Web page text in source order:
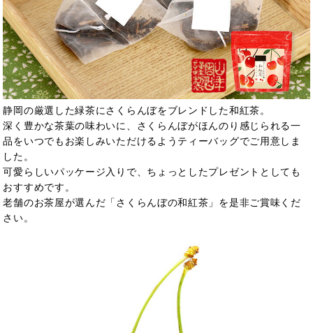
静岡の厳選した緑茶にさくらんぼをブレンドした和紅茶。
深く豊かな茶葉の味わいに、さくらんぼがほんのり感じられる一
品をいつでもお楽しみいただけるようティーバッグでご用意しま
した。
可愛らしいパッケージ入りで、ちょっとしたプレゼントとしても
おすすめです。
老舗のお茶屋が選んだ「さくらんぼの和紅茶」を是非ご賞味くだ
さい。